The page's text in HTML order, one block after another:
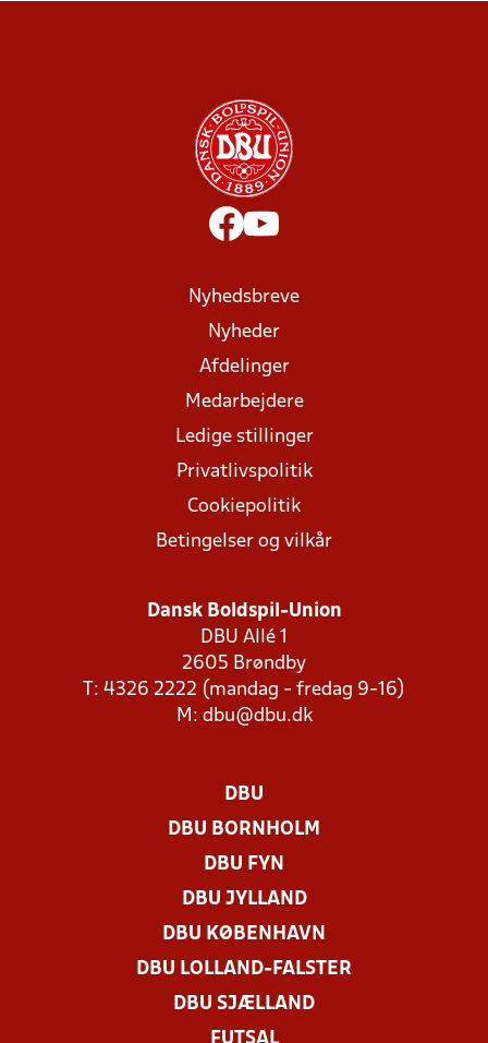
Nyhedsbreve
Nyheder
Afdelinger
Medarbejdere
Ledige stillinger
Privatlivspolitik
Cookiepolitik
Betingelser og vilkår
Dansk Boldspil-Union
DBU Allé 1
2605 Brøndby
T: 4326 2222 (mandag - fredag 9-16)
M: dbu@dbu.dk
DBU
DBU BORNHOLM
DBU FYN
DBU JYLLAND
DBU KØBENHAVN
DBU LOLLAND-FALSTER
DBU SJÆLLAND